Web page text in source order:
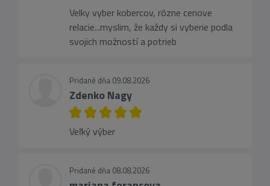
Velky vyber kobercov, rôzne cenove
relacie...myslim, že každy si vyberie podla
svojich možností a potrieb
Pridané dňa 09.08.2026
Zdenko Nagy
Veľký výber
Pridané dňa 08.08.2026